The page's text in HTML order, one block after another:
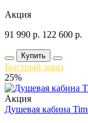
Акция
91 990 р. 122 600 р.
Купить
Быстрый заказ
25%
Акция
Душевая кабина